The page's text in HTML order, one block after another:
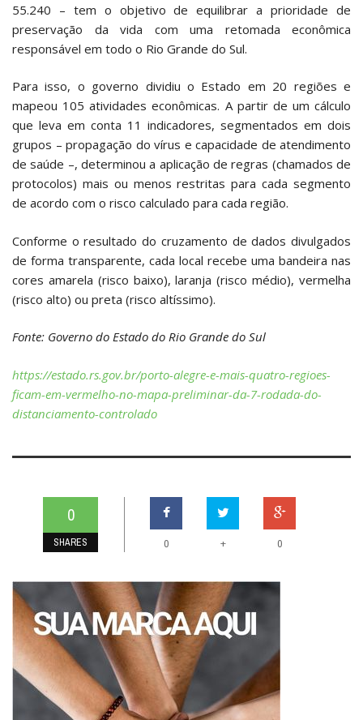
55.240 – tem o objetivo de equilibrar a prioridade de
preservação da vida com uma retomada econômica
responsável em todo o Rio Grande do Sul.
Para isso, o governo dividiu o Estado em 20 regiões e
mapeou 105 atividades econômicas. A partir de um cálculo
que leva em conta 11 indicadores, segmentados em dois
grupos – propagação do vírus e capacidade de atendimento
de saúde –, determinou a aplicação de regras (chamados de
protocolos) mais ou menos restritas para cada segmento
de acordo com o risco calculado para cada região.
Conforme o resultado do cruzamento de dados divulgados
de forma transparente, cada local recebe uma bandeira nas
cores amarela (risco baixo), laranja (risco médio), vermelha
(risco alto) ou preta (risco altíssimo).
Fonte: Governo do Estado do Rio Grande do Sul
https://estado.rs.gov.br/porto-alegre-e-mais-quatro-regioes-
ficam-em-vermelho-no-mapa-preliminar-da-7-rodada-do-
distanciamento-controlado
0
SHARES 0 + 0